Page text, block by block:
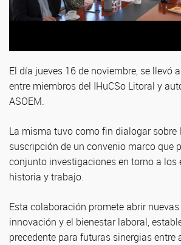
El día jueves 16 de noviembre, se llevó
entre miembros del IHuCSo Litoral y
ASOEM.
La misma tuvo como fin dialogar sobre
suscripción de un convenio marco que
conjunto investigaciones en torno a los
historia y trabajo.
Esta colaboración promete abrir
innovación y el bienestar laboral,
precedente para futuras sinergias entre